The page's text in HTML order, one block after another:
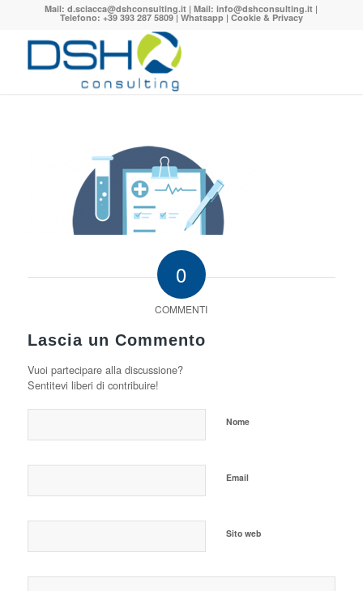
Mail:d.sciacca@dshconsulting.it | Mail:info@dshconsulting.it |
Telefono: +39 393 287 5809 | Whatsapp| Cookie & Privacy
0
COMMENTI
Lascia un Commento
Vuoi partecipare alla discussione?
Sentitevi liberi di contribuire!
Nome
Email
Sito web